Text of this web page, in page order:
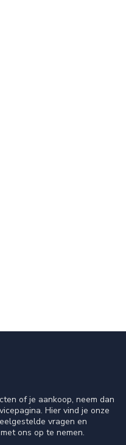
of je aankoop, neem dan
Hier vind je onze
vragen en
ons op te nemen.